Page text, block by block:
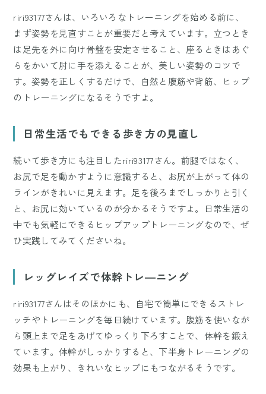
riri93177さんは、いろいろなトレーニングを始める前に、
まず姿勢を見直すことが重要だと考えています。立つとき
は足先を外に向け骨盤を安定させること、座るときはあぐ
らをかいて肘に手を添えることが、美しい姿勢のコツで
す。姿勢を正しくするだけで、自然と腹筋や背筋、ヒップ
のトレーニングになるそうですよ。
日常生活でもできる歩き方の見直し
続いて歩き方にも注目したriri93177さん。前腿ではなく、
お尻で足を動かすように意識すると、お尻が上がって体の
ラインがきれいに見えます。足を後ろまでしっかりと引く
と、お尻に効いているのが分かるそうですよ。日常生活の
中でも気軽にできるヒップアップトレーニングなので、ぜ
ひ実践してみてくださいね。
レッグレイズで体幹トレ―ニング
riri93177さんはそのほかにも、自宅で簡単にできるストレ
ッチやトレーニングを毎日続けています。腹筋を使いなが
ら頭上まで足をあげてゆっくり下ろすことで、体幹を鍛え
ています。体幹がしっかりすると、下半身トレーニングの
効果も上がり、きれいなヒップにもつながるそうです。